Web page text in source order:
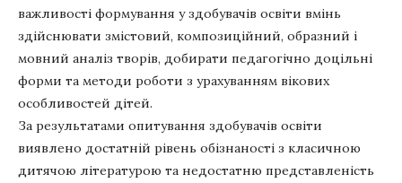
важливості формування у здобувачів освіти вмінь
здійснювати змістовий, композиційний, образний і
мовний аналіз творів, добирати педагогічно доцільні
форми та методи роботи з урахуванням вікових
особливостей дітей.
За результатами опитування здобувачів освіти
виявлено достатній рівень обізнаності з класичною
дитячою літературою та недостатню представленість